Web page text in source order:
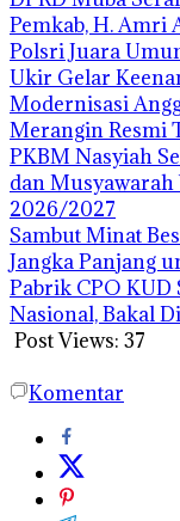
Pemkab, H. Amri
Polsri Juara
Ukir Gelar
Modernisasi
Merangin Resmi
PKBM Nasyiah
dan
2026/2027
Sambut Minat
Jangka Panjang
Pabrik CPO KUD
Nasional, Bakal
Post Views: 37
Komentar